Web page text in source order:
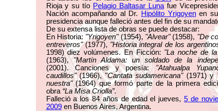
Rioja y su tío Pelagio Baltasar Lunafue
Nación acompañando al Dr.
Hipólito Yrigoyenen su
presidencia aunque falleció antes del fin de su
De su extensa lista de obras se puede destacar:
En Historia: "Yrigoyen"(1954), "Alvear"(1958), "De
entreveros"(1977), "Historia integral de los
1998) diez volúmenes. En Ficción: "La noche de
(1963),"Martín Aldama: un soldado de la
(2001). Canciones y poesía: "Atahualpa
caudillos"(1966), "Cantata sudamericana"(1971) y
nuestra"(1964) que formó parte de la primera
obra “La Misa Criolla”.
Falleció a los 84 años de edad el jueves, 5 de
2009en Buenos Aires, Argentina.